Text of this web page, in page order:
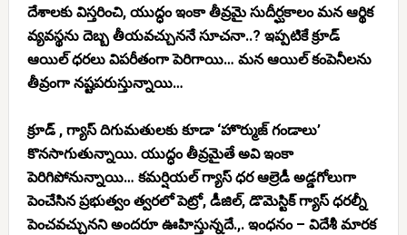
దేశాలకు విస్తరించి, యుద్ధం ఇంకా తీవ్రమై సుదీర్ఘకాలం మన ఆర్థిక
వ్యవస్థను దెబ్బ తీయవచ్చుననే సూచనా..? ఇప్పటికే క్రూడ్
ఆయిల్ ధరలు విపరీతంగా పెరిగాయి… మన ఆయిల్ కంపెనీలను
తీవ్రంగా నష్టపరుస్తున్నాయి…
క్రూడ్ , గ్యాస్ దిగుమతులకు కూడా ‘హొర్ముజ్ గండాలు’
కొనసాగుతున్నాయి. యుద్ధం తీవ్రమైతే అవి ఇంకా
పెరిగిపోనున్నాయి… కమర్షియల్ గ్యాస్ ధర ఆల్రెడీ అడ్డగోలుగా
పెంచేసిన ప్రభుత్వం త్వరలో పెట్రో, డీజిల్, డొమెస్టిక్ గ్యాస్ ధరల్నీ
పెంచవచ్చునని అందరూ ఊహిస్తున్నదే.,. ఇంధనం – విదేశీ మారక